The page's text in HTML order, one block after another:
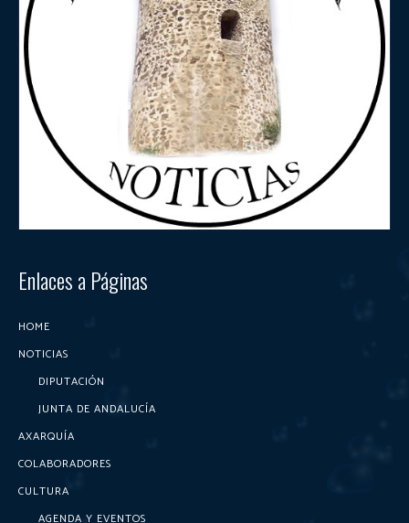
Enlaces a Páginas
HOME
NOTICIAS
DIPUTACIÓN
JUNTA DE ANDALUCÍA
AXARQUÍA
COLABORADORES
CULTURA
AGENDA Y EVENTOS